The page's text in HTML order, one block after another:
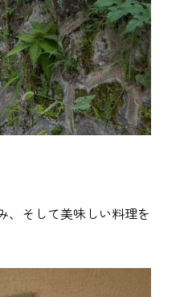
、そして美味しい料理を